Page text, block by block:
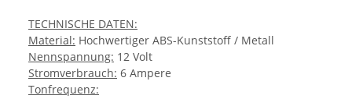
TECHNISCHE DATEN:
Material: Hochwertiger ABS-Kunststoff / Metall
Nennspannung: 12 Volt
Stromverbrauch: 6 Ampere
Tonfrequenz: